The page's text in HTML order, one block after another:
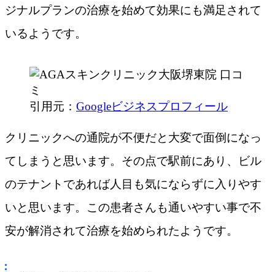
ジナルプランの治療を始めて効果にも満足されて
いるようです。
引用元： Googleビジネスプロフィール
クリニックへの通院が不便だと大変で面倒になっ
てしまうと思います。その点で駅前にあり、ビル
のテナントであれば人目も気にならずに入りやす
いと思います。この患者さんも通いやすい事で不
安が解消されて治療を始められたようです。